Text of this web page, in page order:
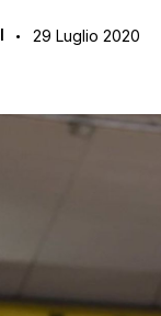
29 Luglio 2020